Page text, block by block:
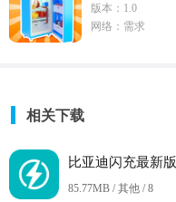
版本：1.0
网络：需求
相关下载
比亚迪闪充最新版
85.77MB / 其他 /8